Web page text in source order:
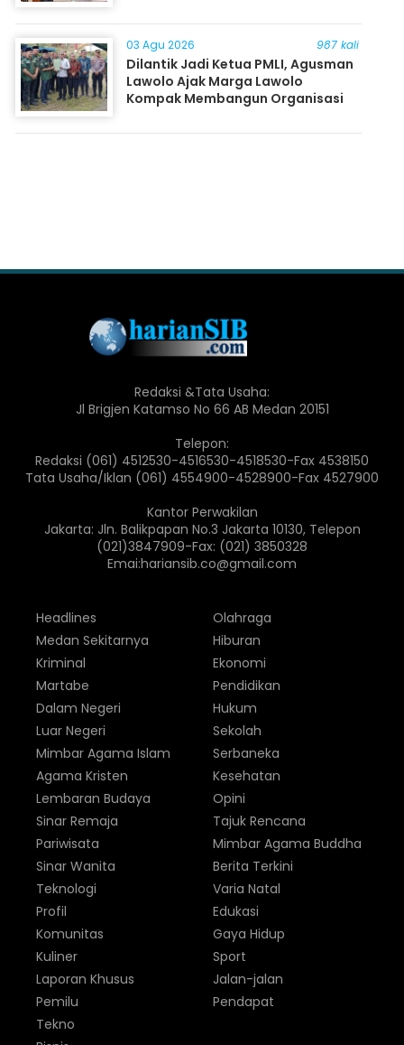
03 Agu 2026 987 kali
Dilantik Jadi Ketua PMLI, Agusman
Lawolo Ajak Marga Lawolo
Kompak Membangun Organisasi
Redaksi &Tata Usaha:
Jl Brigjen Katamso No 66 AB Medan 20151
Telepon:
Redaksi (061) 4512530-4516530-4518530-Fax 4538150
Tata Usaha/Iklan (061) 4554900-4528900-Fax 4527900
Kantor Perwakilan
Jakarta: Jln. Balikpapan No.3 Jakarta 10130, Telepon
(021)3847909-Fax: (021) 3850328
Emai:hariansib.co@gmail.com
Headlines
Medan Sekitarnya
Kriminal
Martabe
Dalam Negeri
Luar Negeri
Olahraga
Hiburan
Ekonomi
Pendidikan
Hukum
Sekolah
Mimbar Agama Islam
Agama Kristen
Lembaran Budaya
Sinar Remaja
Pariwisata
Sinar Wanita
Serbaneka
Kesehatan
Opini
Tajuk Rencana
Mimbar Agama Buddha
Berita Terkini
Teknologi
Profil
Komunitas
Kuliner
Laporan Khusus
Pemilu
Varia Natal
Edukasi
Gaya Hidup
Sport
Jalan-jalan
Pendapat
Tekno